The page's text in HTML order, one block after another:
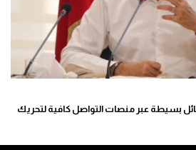
بسيطة عبر منصات التواصل كافية لتحريك